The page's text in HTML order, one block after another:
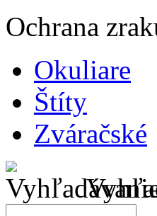
Ochrana
Okuliare
Štíty
Zváračské